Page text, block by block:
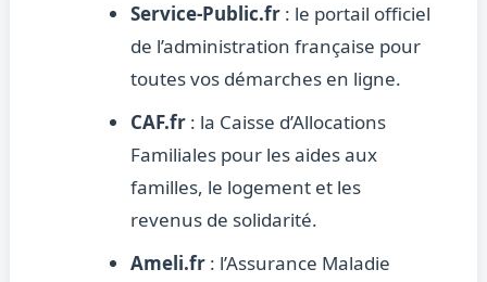
Service-Public.fr: le portail officiel
de l’administration française pour
toutes vos démarches en ligne.
CAF.fr: la Caisse d’Allocations
Familiales pour les aides aux
familles, le logement et les
revenus de solidarité.
Ameli.fr: l’Assurance Maladie